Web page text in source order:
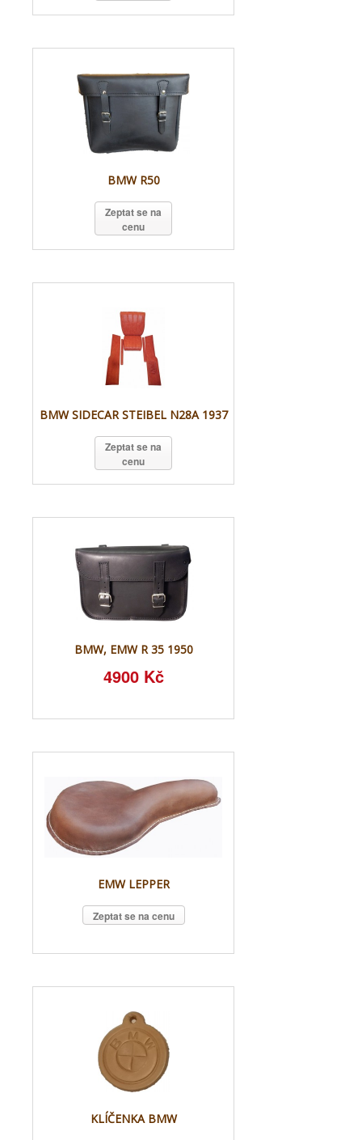
BMW R50
Zeptat se na
cenu
BMW SIDECAR STEIBEL N28A 1937
Zeptat se na
cenu
BMW, EMW R 35 1950
4900 Kč
EMW LEPPER
Zeptat se na cenu
KLÍČENKA BMW